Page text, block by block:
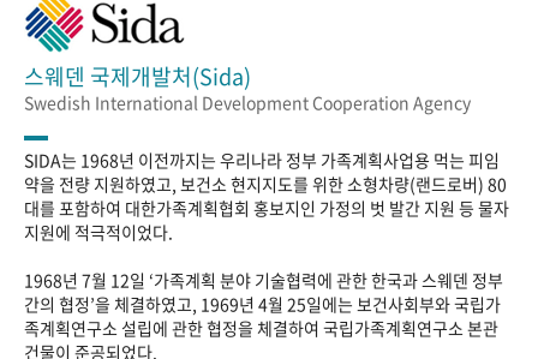
정책과 연구 키워드로 보는 연구 역사
간행물 변천사
기록물 아카이브
사진 아카이브 문서 기록물 행정박물 영상 기록물
성과 50선 숫자로 보는 50년 50+1주년 광장
세계와 함께 한 KIHASA
스웨덴 국제개발처(Sida)
Swedish International Development Cooperation Agency
SIDA는 1968년 이전까지는 우리나라 정부 가족계획사업용 먹는 피임
약을 전량 지원하였고, 보건소 현지지도를 위한 소형차량(랜드로버) 80
대를 포함하여 대한가족계획협회 홍보지인 가정의 벗 발간 지원 등 물자
지원에 적극적이었다.
1968년 7월 12일 ‘가족계획 분야 기술협력에 관한 한국과 스웨덴 정부
간의 협정’을 체결하였고, 1969년 4월 25일에는 보건사회부와 국립가
족계획연구소 설립에 관한 협정을 체결하여 국립가족계획연구소 본관
건물이 준공되었다.